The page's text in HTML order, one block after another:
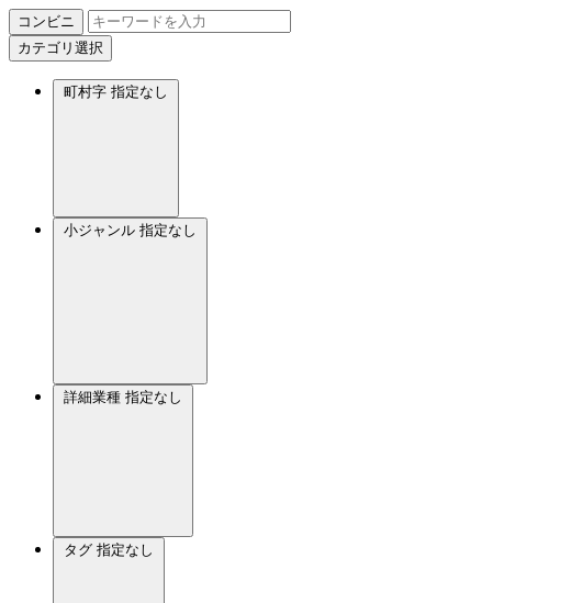
コンビニ
カテゴリ選択
町村字 指定なし
小ジャンル 指定なし
詳細業種 指定なし
タグ 指定なし